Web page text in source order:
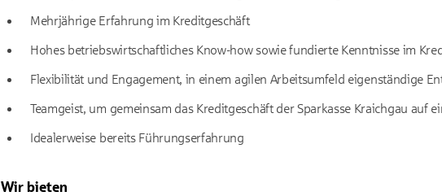
Mehrjährige Erfahrung im Kreditgeschäft
Hohes betriebswirtschaftliches Know-how sowie fundierte Kenntnisse im
Flexibilität und Engagement, in einem agilen Arbeitsumfeld eigenständige
Teamgeist, um gemeinsam das Kreditgeschäft der Sparkasse Kraichgau auf
Idealerweise bereits Führungserfahrung
Wir bieten